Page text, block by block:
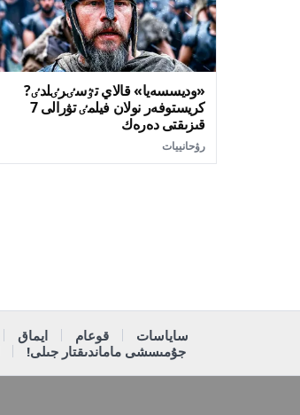
«وديسسەيا» قالاي تٷسٸرٸلدٸ?
كريستوفەر نولان فيلمٸ تۋرالى 7
قىزىقتى دەرەك
رۋحانييات
ساياسات قوعام ايماق
جۇمىسشى ماماندىقتار جىلى!